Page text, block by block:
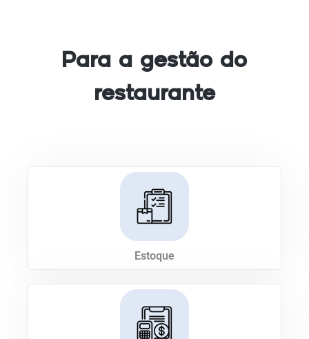
Para a gestão do
restaurante
Estoque